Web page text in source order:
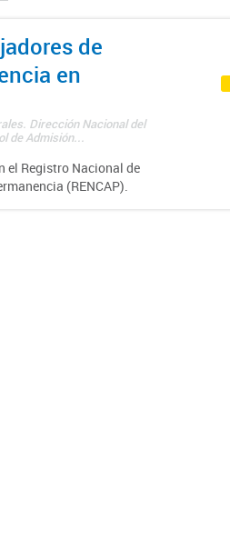
de
en
Dirección Nacional del
de Admisión...
el Registro Nacional de
(RENCAP).